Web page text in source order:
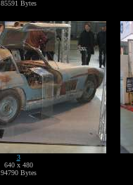
85591 Bytes
3
640 x 480
94790 Bytes